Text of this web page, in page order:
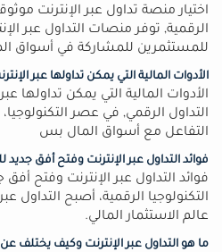
اختيار منصة تداول عبر الإنترنت
الرقمية, توفر منصات التداول عبر
للمستثمرين للمشاركة في أسواق
الأدوات المالية التي يمكن تداولها عبر
الأدوات المالية التي يمكن تداولها
التداول الرقمي, في عصر
التفاعل مع أسواق المال بس
فوائد التداول عبر الإنترنت وفتح أفق
فوائد التداول عبر الإنترنت وفتح
التكنولوجيا الرقمية، أصبح التداول
عالم الاستثمار المالي.
ما هو التداول عبر الإنترنت وكيف يختلف عن